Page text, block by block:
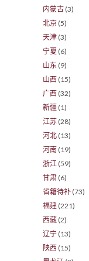
内蒙古 (3)
北京 (5)
天津 (3)
宁夏 (6)
山东 (9)
山西 (15)
广西 (32)
新疆 (1)
江苏 (28)
河北 (13)
河南 (19)
浙江 (59)
甘肃 (6)
省籍待补 (73)
福建 (221)
西藏 (2)
辽宁 (13)
陕西 (15)